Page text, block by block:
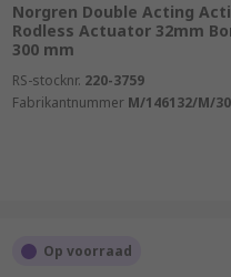
Norgren Double Acting
Rodless Actuator 32mm
300 mm
RS-stocknr. 220-3759
Fabrikantnummer M/146132/M/
Op voorraad